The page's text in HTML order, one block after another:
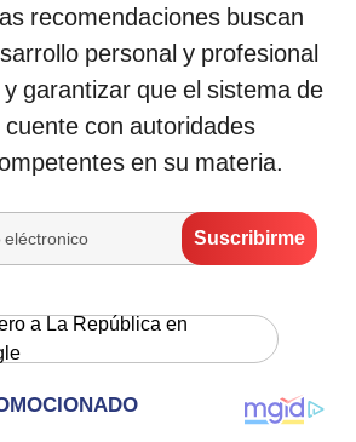
recomendaciones buscan
personal y profesional
garantizar que el sistema de
con autoridades
en su materia.
a La República en